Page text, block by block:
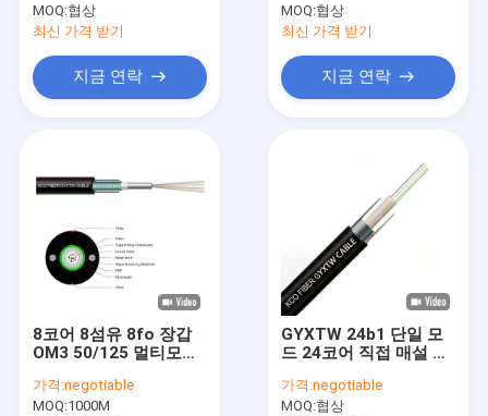
저희와 연락
뉴스
인용 을 요청 하십시오
광 점퍼 코드
광섬유 고속 커넥터
MTP MPO 광섬유 브레이크 아웃 케이블
광섬유 케이블
MOQ:협상
최신 가격 받기
지금 연락
MOQ:협상
최신 가격 받기
지금 연락
8코어 8섬유 8fo 장갑
OM3 50/125 멀티모드
유 케이블
가격:negotiable
MOQ:1000M
GYXTW 24b1 단일 모
드 24코어 직접 매설 옥
가격:negotiable
MOQ:협상